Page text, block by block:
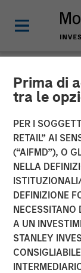
Prima di
tra le
PER I
RETAIL” AI
(“AIFMD”), O
NELLA
DEFINIZIONE
NECESSITANO
A UN
STANLEY
NEWSROOM
the
Asset